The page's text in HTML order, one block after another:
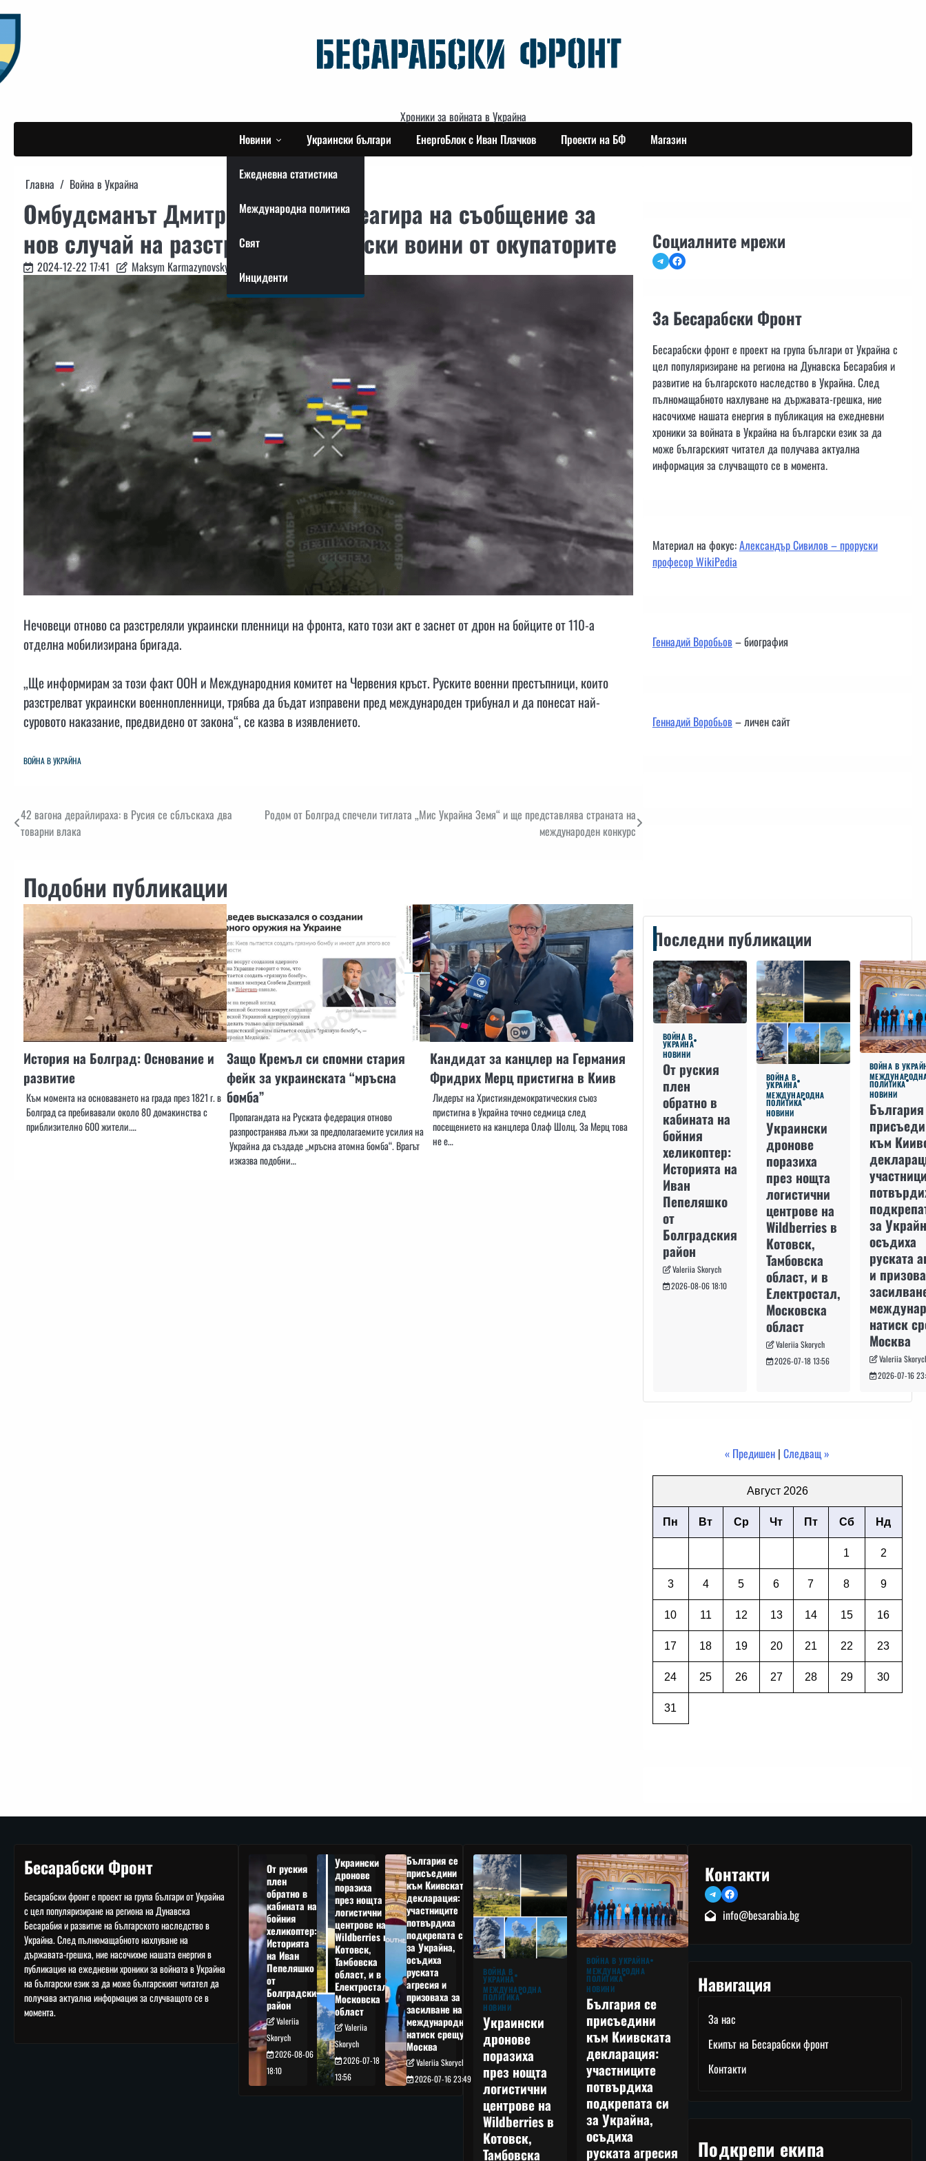
to
content
Хроники за войната в Украйна
Новини
Ежедневна статистика
Международна политика
Свят
Инциденти
Украински българи ЕнергоБлок с Иван Плачков Проекти на БФ Магазин
Главна Война в Украйна
Омбудсманът Дмитрий Лубинец реагира на съобщение за
нов случай на разстрел на украински воини от окупаторите
2024-12-22 17:41 Maksym Karmazynovskyi
Нечовеци отново са разстреляли украински пленници на фронта, като този акт е заснет от дрон на бойците от 110-а
отделна мобилизирана бригада.
„Ще информирам за този факт ООН и Международния комитет на Червения кръст. Руските военни престъпници, които
разстрелват украински военнопленници, трябва да бъдат изправени пред международен трибунал и да понесат най-
суровото наказание, предвидено от закона“, се казва в изявлението.
ВОЙНА В УКРАЙНА
Навигация
42 вагона дерайлираха: в Русия се сблъскаха два
товарни влака
Родом от Болград спечели титлата „Мис Украйна Земя“ и ще представлява страната на
международен конкурс
Подобни публикации
История на Болград: Основание и
развитие
Към момента на основаването на града през 1821 г. в
Болград са пребивавали около 80 домакинства с
приблизително 600 жители.…
Защо Кремъл си спомни стария
фейк за украинската “мръсна
бомба”
Пропагандата на Руската федерация отново
разпространява лъжи за предполагаемите усилия на
Украйна да създаде „мръсна атомна бомба“. Врагът
изказва подобни…
Кандидат за канцлер на Германия
Фридрих Мерц пристигна в Киив
Лидерът на Християндемократическия съюз
пристигна в Украйна точно седмица след
посещението на канцлера Олаф Шолц. За Мерц това
не е…
Социалните мрежи
TelegramFacebook
За Бесарабски Фронт
Бесарабски фронт е проект на група българи от Украйна с
цел популяризиране на региона на Дунавска Бесарабия и
развитие на българското наследство в Украйна. След
пълномащабното нахлуване на държавата-грешка, ние
насочихме нашата енергия в публикация на ежедневни
хроники за войната в Украйна на български език за да
може българският читател да получава актуална
информация за случващото се в момента.
Материал на фокус:Александър Сивилов – проруски
професор WikiPedia
Геннадий Воробьов– биография
Геннадий Воробьов– личен сайт
Последни публикации
ВОЙНА В
УКРАЙНА
НОВИНИ
От руския
плен
обратно в
кабината на
бойния
хеликоптер:
Историята на
Иван
Пепеляшко
от
Болградския
район
Valeriia Skorych
2026-08-06 18:10
ВОЙНА В
УКРАЙНА
МЕЖДУНАРОДНА
ПОЛИТИКА
НОВИНИ
Украински
дронове
поразиха
през нощта
логистични
центрове на
Wildberries в
Котовск,
Тамбовска
област, и в
Електростал,
Московска
област
Valeriia Skorych
2026-07-18 13:56
ВОЙНА В
ПОЛИТИКА
НОВИНИ
към
за
осъдиха
руската
и
натиск
Москва
Valeriia
2026-07-16
« Предишен |Следващ »
Август 2026
Пн Вт Ср Чт Пт Сб Нд
1 2
3 4 5 6 7 8 9
10 11 12 13 14 15 16
17 18 19 20 21 22 23
24 25 26 27 28 29 30
31
Бесарабски Фронт
Бесарабски фронт е проект на група българи от Украйна
с цел популяризиране на региона на Дунавска
Бесарабия и развитие на българското наследство в
Украйна. След пълномащабното нахлуване на
държавата-грешка, ние насочихме нашата енергия в
публикация на ежедневни хроники за войната в Украйна
на български език за да може българският читател да
получава актуална информация за случващото се в
момента.
От руския
плен
обратно в
кабината на
бойния
хеликоптер:
Историята
на Иван
Пепеляшко
от
Болградския
район
Valeriia
Skorych
2026-08-06
18:10
Украински
дронове
поразиха
през нощта
логистични
центрове на
Wildberries в
Котовск,
Тамбовска
област, и в
Електростал,
Московска
област
Valeriia
Skorych
2026-07-18
13:56
България се
присъедини
към Киивската
декларация:
участниците
потвърдиха
подкрепата си
за Украйна,
осъдиха
руската
агресия и
призоваха за
засилване на
международния
натиск срещу
Москва
Valeriia Skorych
2026-07-16 23:49
ВОЙНА В
УКРАЙНА
МЕЖДУНАРОДНА
ПОЛИТИКА
НОВИНИ
Украински
дронове
поразиха
през нощта
логистични
центрове на
Wildberries в
Котовск,
Тамбовска
ВОЙНА В УКРАЙНА
МЕЖДУНАРОДНА
ПОЛИТИКА
НОВИНИ
България се
присъедини
към Киивската
декларация:
участниците
потвърдиха
подкрепата си
за Украйна,
осъдиха
руската агресия
Контакти
TelegramFacebook
info@besarabia.bg
Навигация
За нас
Екипът на Бесарабски фронт
Контакти
Подкрепи екипа